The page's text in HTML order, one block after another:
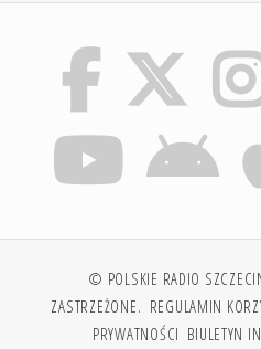
© POLSKIE RADIO
ZASTRZEŻONE. REGULAMIN
PRYWATNOŚCI BIULETYN